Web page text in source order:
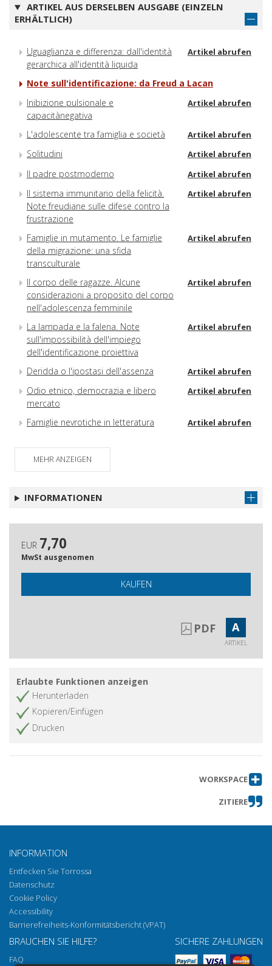
ARTIKEL AUS DERSELBEN AUSGABE (EINZELN
ERHÄLTLICH)
Uguaglianza e differenza: dall'identità
gerarchica all'identità liquida
Artikel abrufen
Note sull'identificazione: da Freud a Lacan
Inibizione pulsionale e
capacitànegativa
Artikel abrufen
L'adolescente tra famiglia e società Artikel abrufen
Solitudini Artikel abrufen
Il padre postmoderno Artikel abrufen
Il sistema immunitario della felicità.
Note freudiane sulle difese contro la
frustrazione
Artikel abrufen
Famiglie in mutamento. Le famiglie
della migrazione: una sfida
transculturale
Artikel abrufen
Il corpo delle ragazze. Alcune
considerazioni a proposito del corpo
nell'adolescenza femminile
Artikel abrufen
La lampada e la falena. Note
sull'impossibilità dell'impiego
dell'identificazione proiettiva
Artikel abrufen
Deridda o l'ipostasi dell'assenza Artikel abrufen
Odio etnico, democrazia e libero
mercato
Artikel abrufen
Famiglie nevrotiche in letteratura Artikel abrufen
MEHR ANZEIGEN
INFORMATIONEN
EUR 7,70
MwSt ausgenomen
KAUFEN
PDF A
ARTIKEL
Erlaubte Funktionen anzeigen
Herunterladen
Kopieren/Einfügen
Drucken
WORKSPACE
ZITIERE
INFORMATION
Entfecken Sie Torrossa
Datenschutz
Cookie Policy
Accessibility
Barrierefreiheits-Konformitätsbericht (VPAT)
BRAUCHEN SIE HILFE?
FAQ
SICHERE ZAHLUNGEN